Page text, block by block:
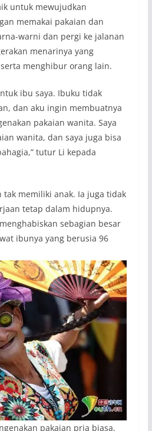
untuk mewujudkan
memakai pakaian dan
warni dan pergi ke jalanan
menarinya yang
menghibur orang lain.
ibu saya. Ibuku tidak
dan aku ingin membuatnya
pakaian wanita. Saya
wanita, dan saya juga bisa
tutur Li kepada
tak memiliki anak. Ia juga tidak
tetap dalam hidupnya.
sebagian besar
ibunya yang berusia 96
pakaian pria biasa,